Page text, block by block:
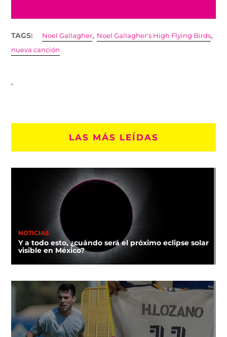
TAGS: Noel Gallagher, Noel Gallagher's High Flying Birds,
nueva canción
LAS MÁS LEÍDAS
NOTICIAS
Y a todo esto, ¿cuándo será el próximo eclipse solar
visible en México?